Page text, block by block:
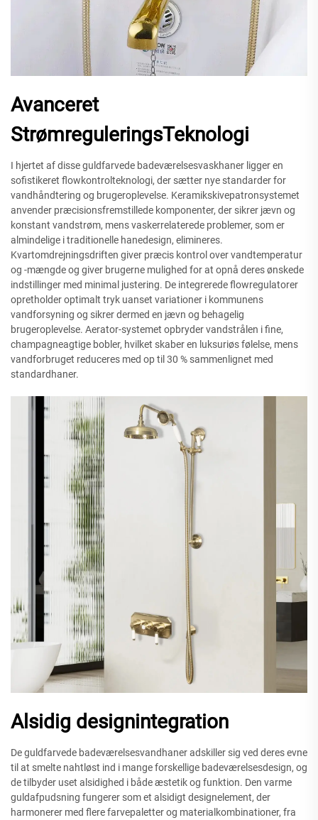
Avanceret
StrømreguleringsTeknologi
I hjertet af disse guldfarvede badeværelsesvaskhaner ligger en
sofistikeret flowkontrolteknologi, der sætter nye standarder for
vandhåndtering og brugeroplevelse. Keramikskivepatronsystemet
anvender præcisionsfremstillede komponenter, der sikrer jævn og
konstant vandstrøm, mens vaskerrelaterede problemer, som er
almindelige i traditionelle hanedesign, elimineres.
Kvartomdrejningsdriften giver præcis kontrol over vandtemperatur
og -mængde og giver brugerne mulighed for at opnå deres ønskede
indstillinger med minimal justering. De integrerede flowregulatorer
opretholder optimalt tryk uanset variationer i kommunens
vandforsyning og sikrer dermed en jævn og behagelig
brugeroplevelse. Aerator-systemet opbryder vandstrålen i fine,
champagneagtige bobler, hvilket skaber en luksuriøs følelse, mens
vandforbruget reduceres med op til 30 % sammenlignet med
standardhaner.
Alsidig designintegration
De guldfarvede badeværelsesvandhaner adskiller sig ved deres evne
til at smelte nahtløst ind i mange forskellige badeværelsesdesign, og
de tilbyder uset alsidighed i både æstetik og funktion. Den varme
guldafpudsning fungerer som et alsidigt designelement, der
harmonerer med flere farvepaletter og materialkombinationer, fra